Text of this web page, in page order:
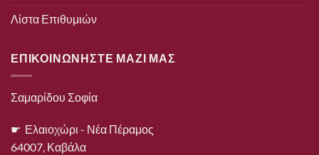
Λίστα Επιθυμιών
ΕΠΙΚΟΙΝΩΝΗΣΤΕ ΜΑΖΙ ΜΑΣ
Σαμαρίδου Σοφία
☛ Ελαιοχώρι - Νέα Πέραμος
64007, Καβάλα